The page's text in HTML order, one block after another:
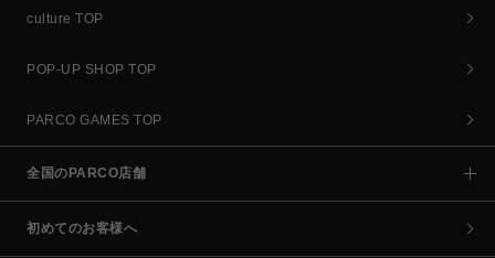
culture TOP
POP-UP SHOP TOP
PARCO GAMES TOP
全国のPARCO店舗
初めてのお客様へ